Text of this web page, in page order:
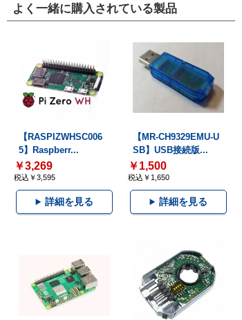
よく一緒に購入されている製品
【RASPIZWHSC006
5】Raspberr...
￥3,269
税込￥3,595
詳細を見る
【MR-CH9329EMU-U
SB】USB接続版...
￥1,500
税込￥1,650
詳細を見る